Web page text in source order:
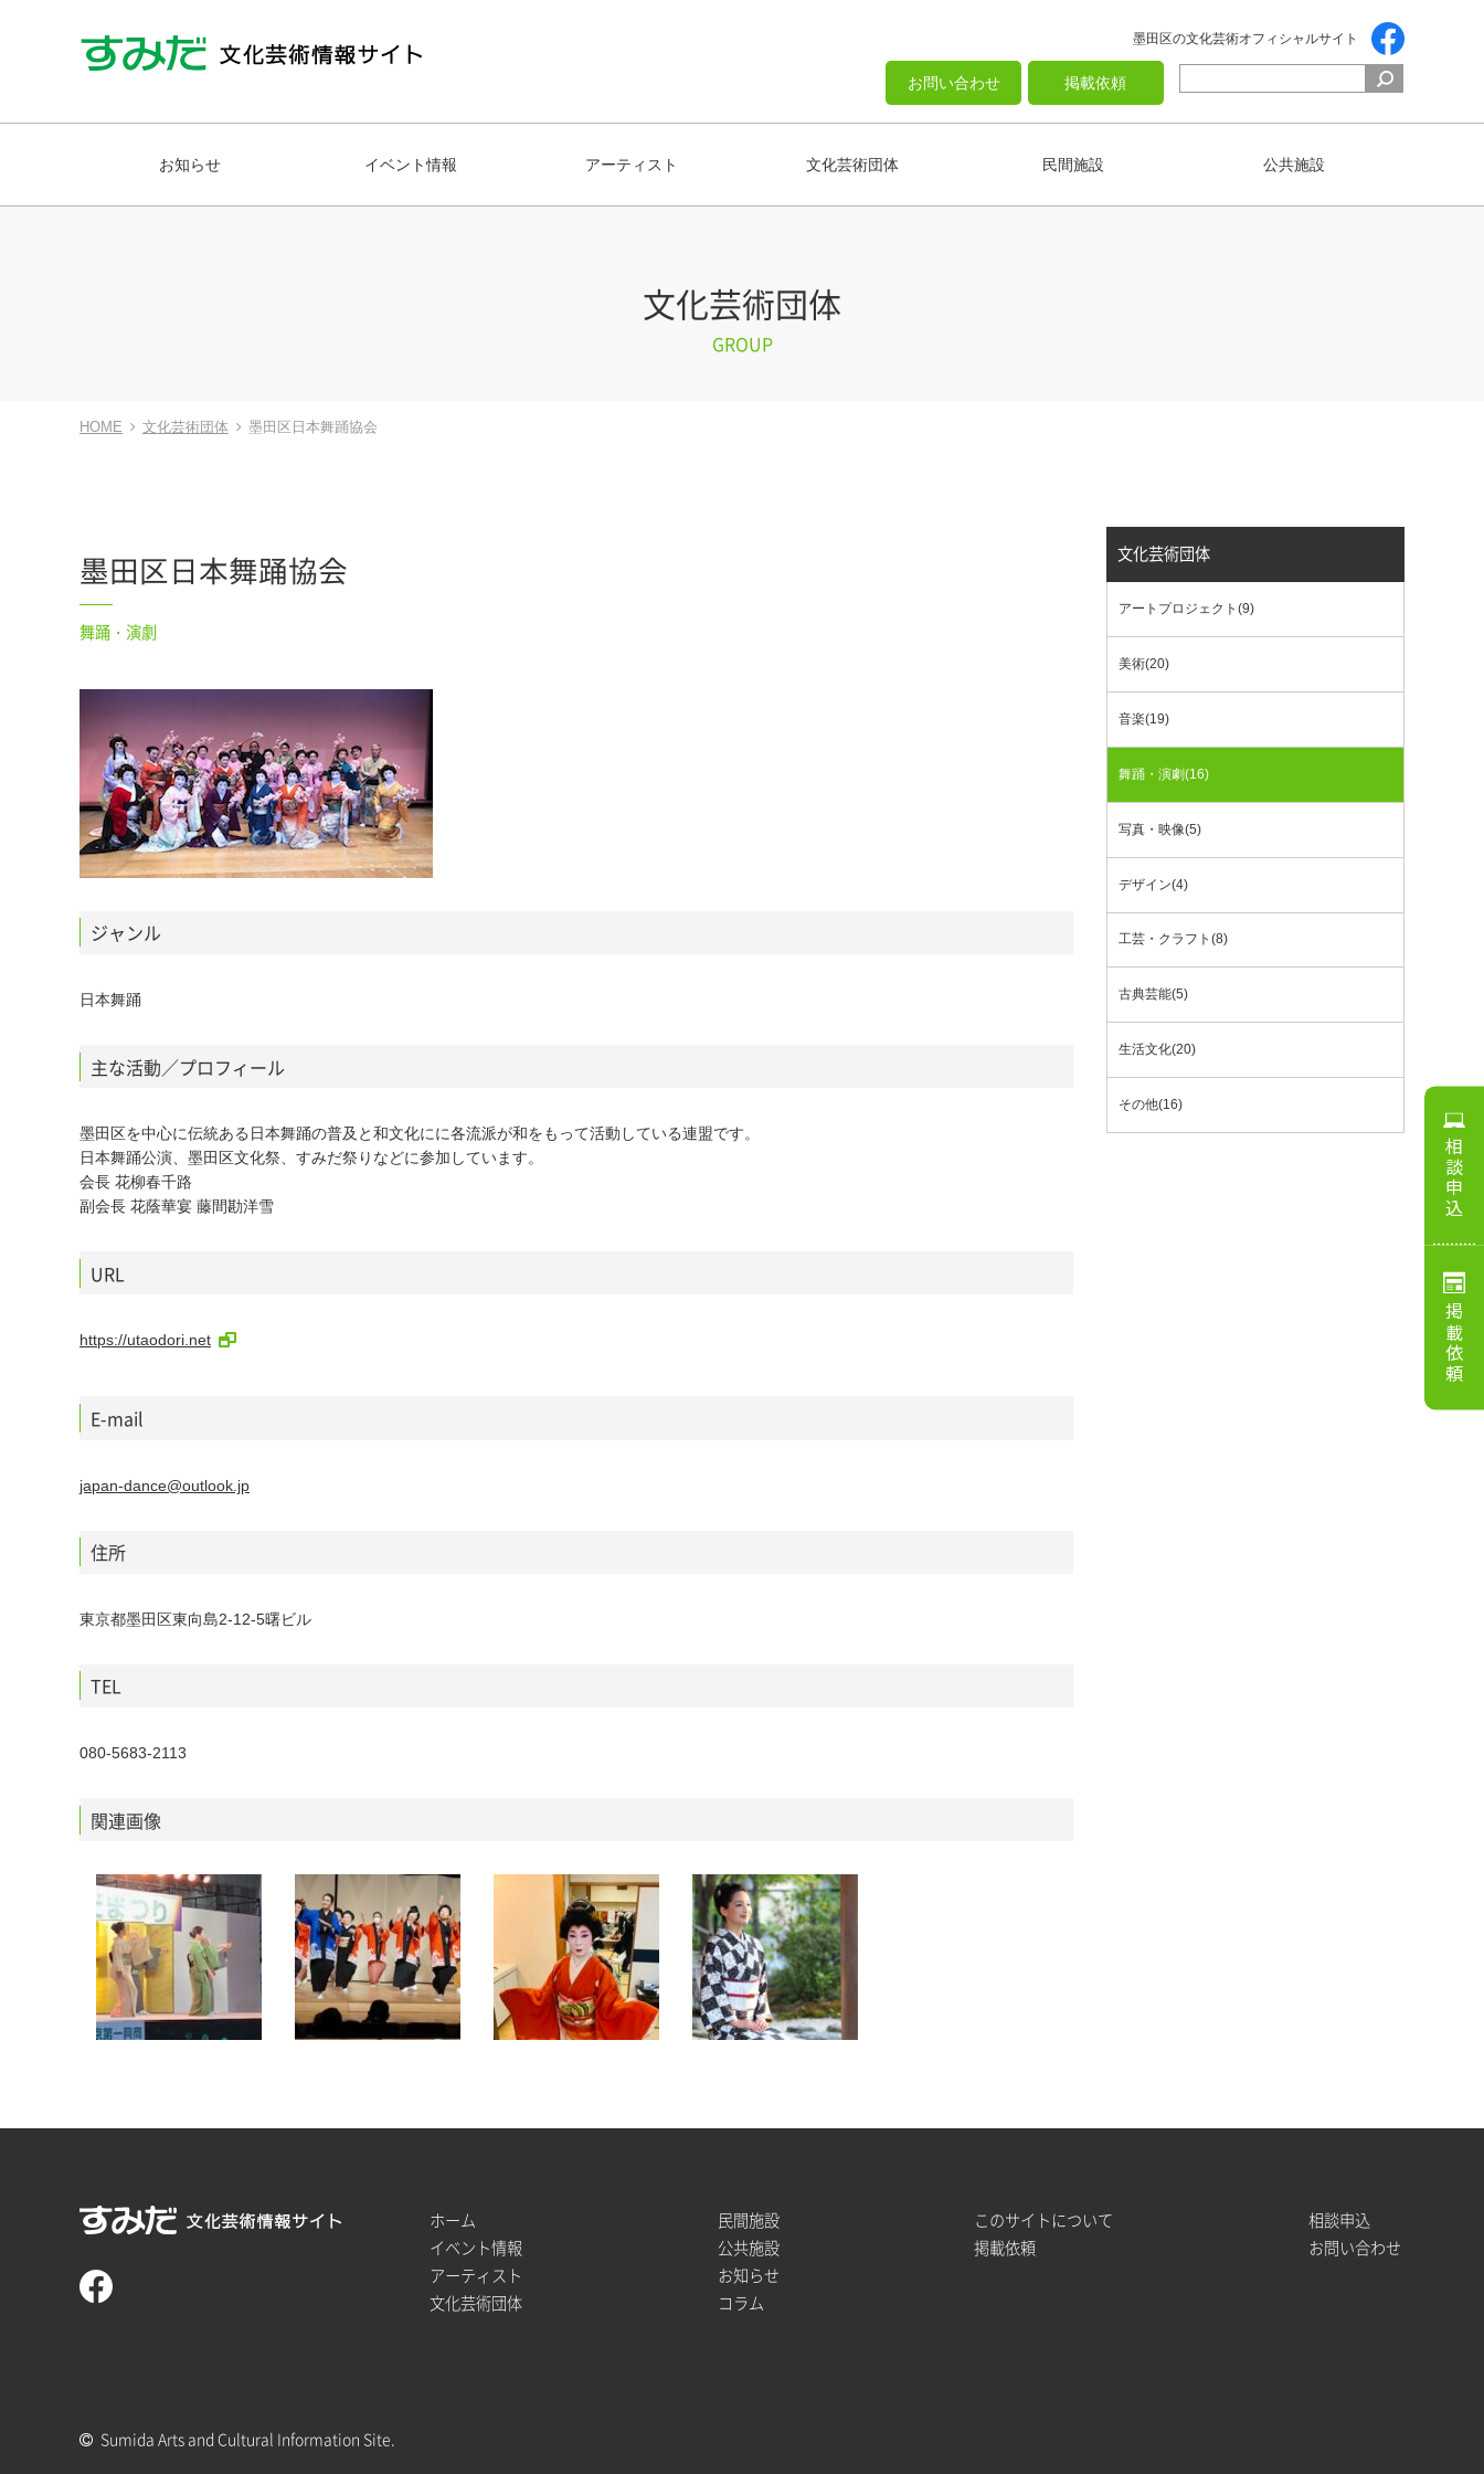
墨田区の文化芸術オフィシャルサイト
お問い合わせ 掲載依頼
お知らせ イベント情報 アーティスト 文化芸術団体 民間施設 公共施設
文化芸術団体
GROUP
HOME 文化芸術団体 墨田区日本舞踊協会
墨田区日本舞踊協会
舞踊・演劇
ジャンル
日本舞踊
主な活動／プロフィール
墨田区を中心に伝統ある日本舞踊の普及と和文化にに各流派が和をもって活動している連盟です。
日本舞踊公演、墨田区文化祭、すみだ祭りなどに参加しています。
会長 花柳春千路
副会長 花蔭華宴 藤間勘洋雪
URL
https://utaodori.net
E-mail
japan-dance@outlook.jp
住所
東京都墨田区東向島2-12-5曙ビル
TEL
080-5683-2113
関連画像
文化芸術団体
アートプロジェクト(9)
美術(20)
音楽(19)
舞踊・演劇(16)
写真・映像(5)
デザイン(4)
工芸・クラフト(8)
古典芸能(5)
生活文化(20)
その他(16)
相談申込
掲載依頼
ホーム
イベント情報
アーティスト
文化芸術団体
民間施設
公共施設
お知らせ
コラム
このサイトについて
掲載依頼
相談申込
お問い合わせ
Sumida Arts and Cultural Information Site.